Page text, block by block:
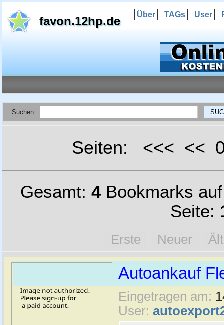
favon.12hp.de Über TAGs User
Suchen
Seiten: <<< <<
Gesamt: 4Bookmarks
Seite:
Erste Neuer
Autoankauf
Eingetragen am:
User: